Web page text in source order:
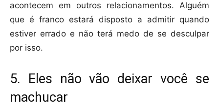
acontecem em outros relacionamentos. Alguém
que é franco estará disposto a admitir quando
estiver errado e não terá medo de se desculpar
por isso.
5. Eles não vão deixar você se
machucar